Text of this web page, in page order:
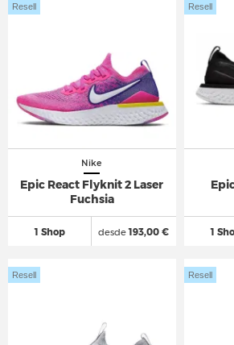
Nike
Epic React Flyknit 2 Laser
Fuchsia
1 Shop
Resell
desde193,00 € 1
Resell
Resell Resell